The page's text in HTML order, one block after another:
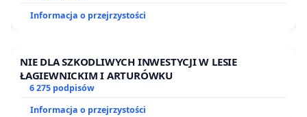
Informacja o przejrzystości
NIE DLA SZKODLIWYCH INWESTYCJI W LESIE
ŁAGIEWNICKIM I ARTURÓWKU
6 275 podpisów
Informacja o przejrzystości